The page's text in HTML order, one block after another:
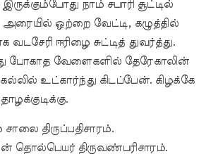
நாம் சபாரி சூட்டில்
அரையில் ஒற்றை வேட்டி, கழுத்தில்
ஈரிழை சுட்டித் துவர்த்து.
போகாத வேளைகளில் தேரேகாலின்
உட்கார்ந்து கிடப்பேன். கிழக்கே
திருப்பதிசாரம்.
தொல்பெயர் திருவண்பரிசாரம்.